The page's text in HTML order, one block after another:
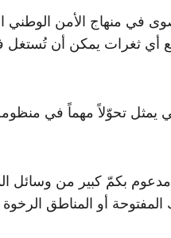
في منهاج الأمن
أي ثغرات يمكن أن تُستغل
يمثل تحوّلاً مهماً في
بكمّ كبير من وسائل
أو المناطق الرخوة